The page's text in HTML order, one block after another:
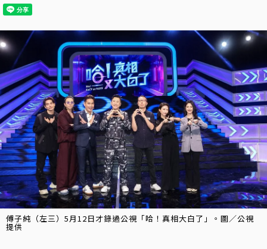
傅子純（左三）5月12日才錄過公視「哈！真相大白了」。圖／公視
提供